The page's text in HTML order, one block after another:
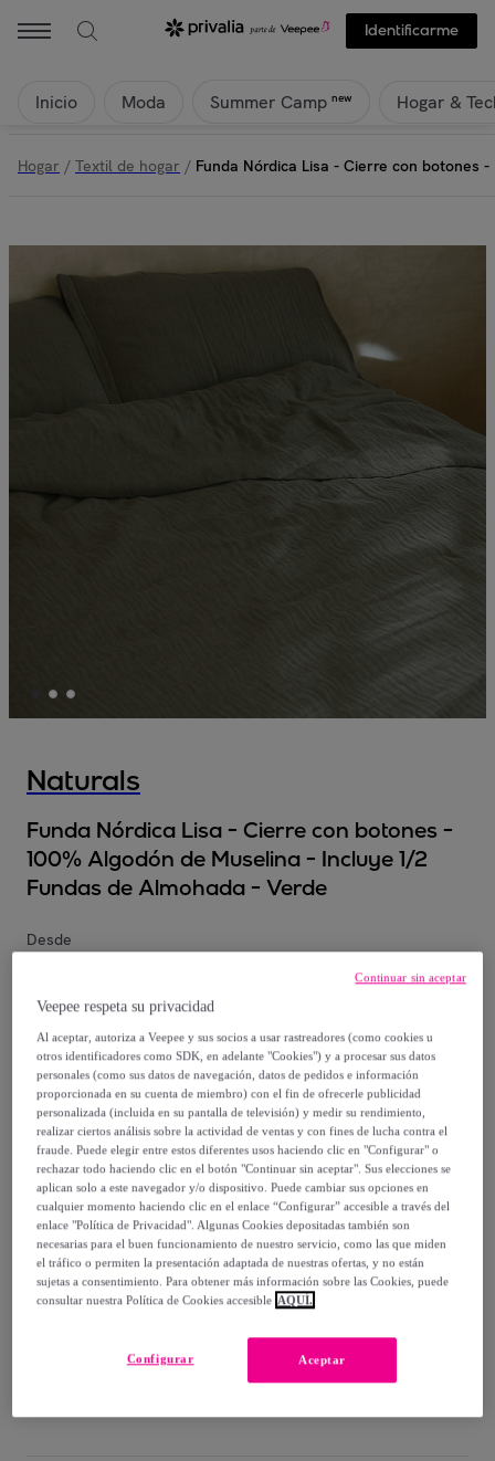
Identificarme
Inicio Moda Summer Camp new Hogar &
Hogar / Textil de hogar / Funda Nórdica Lisa - Cierre con botones
Naturals
Funda Nórdica Lisa - Cierre con botones -
100% Algodón de Muselina - Incluye 1/2
Fundas de Almohada - Verde
Desde
89, €
-35%
Vendido porCreaciones Euromoda
Entrega
Envío gratis
Veepee respeta su privacidad
Al aceptar, autoriza a Veepee y sus socios a usar rastreadores (como cookies u
otros identificadores como SDK, en adelante "Cookies") y a procesar sus datos
personales (como sus datos de navegación, datos de pedidos e información
proporcionada en su cuenta de miembro) con el fin de ofrecerle publicidad
personalizada (incluida en su pantalla de televisión) y medir su rendimiento,
realizar ciertos análisis sobre la actividad de ventas y con fines de lucha contra el
fraude. Puede elegir entre estos diferentes usos haciendo clic en "Configurar" o
rechazar todo haciendo clic en el botón "Continuar sin aceptar". Sus elecciones se
aplican solo a este navegador y/o dispositivo. Puede cambiar sus opciones en
cualquier momento haciendo clic en el enlace “Configurar” accesible a través del
enlace "Política de Privacidad". Algunas Cookies depositadas también son
necesarias para el buen funcionamiento de nuestro servicio, como las que miden
el tráfico o permiten la presentación adaptada de nuestras ofertas, y no están
sujetas a consentimiento. Para obtener más información sobre las Cookies, puede
consultar nuestra Política de Cookies accesible AQUÍ.
Aceptar
Configurar
Continuar sin aceptar